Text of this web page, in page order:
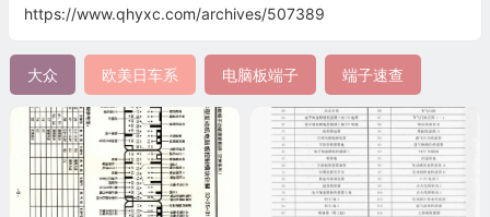
https://www.qhyxc.com/archives/507389
大众 欧美日车系 电脑板端子 端子速查